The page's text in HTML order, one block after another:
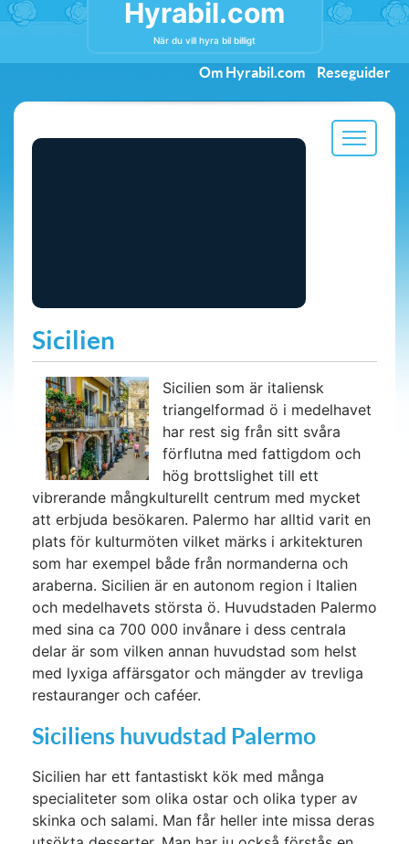
Hyrabil.com
När du vill hyra bil billigt
Om Hyrabil.com Reseguider
Sicilien
Sicilien som är italiensk
triangelformad ö i medelhavet
har rest sig från sitt svåra
förflutna med fattigdom och
hög brottslighet till ett
vibrerande mångkulturellt centrum med mycket
att erbjuda besökaren. Palermo har alltid varit en
plats för kulturmöten vilket märks i arkitekturen
som har exempel både från normanderna och
araberna. Sicilien är en autonom region i Italien
och medelhavets största ö. Huvudstaden Palermo
med sina ca 700 000 invånare i dess centrala
delar är som vilken annan huvudstad som helst
med lyxiga affärsgator och mängder av trevliga
restauranger och caféer.
Siciliens huvudstad Palermo
Sicilien har ett fantastiskt kök med många
specialiteter som olika ostar och olika typer av
skinka och salami. Man får heller inte missa deras